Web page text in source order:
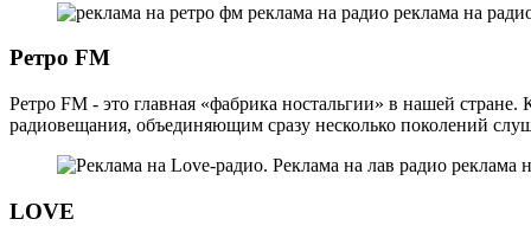
Ретро FM
Ретро FM - это главная «фабрика ностальгии» в нашей
радиовещания, объединяющим сразу несколько поколений
LOVE